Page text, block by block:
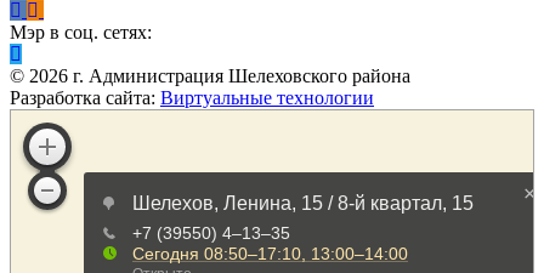
Мэр в соц. сетях:
© 2026 г. Администрация Шелеховского района
Разработка сайта: Виртуальные технологии